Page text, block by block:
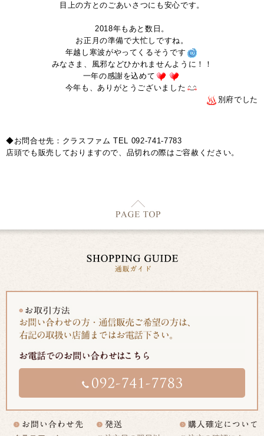
目上の方とのごあいさつにも安心です。
2018年もあと数日。
お正月の準備で大忙しですね。
年越し寒波がやってくるそうです
みなさま、風邪などひかれませんように！！
一年の感謝を込めて
今年も、ありがとうございました
別府でした
◆お問合せ先：クラスファム TEL 092-741-7783
店頭でも販売しておりますので、品切れの際はご容赦ください。